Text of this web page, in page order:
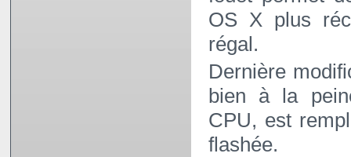
OS X plus
régal.
Dernière
bien à la
CPU, est
flashée.